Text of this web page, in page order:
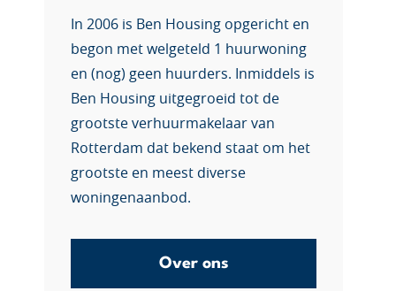
In 2006 is Ben Housing opgericht en
begon met welgeteld 1 huurwoning
en (nog) geen huurders. Inmiddels is
Ben Housing uitgegroeid tot de
grootste verhuurmakelaar van
Rotterdam dat bekend staat om het
grootste en meest diverse
woningenaanbod.
Over ons